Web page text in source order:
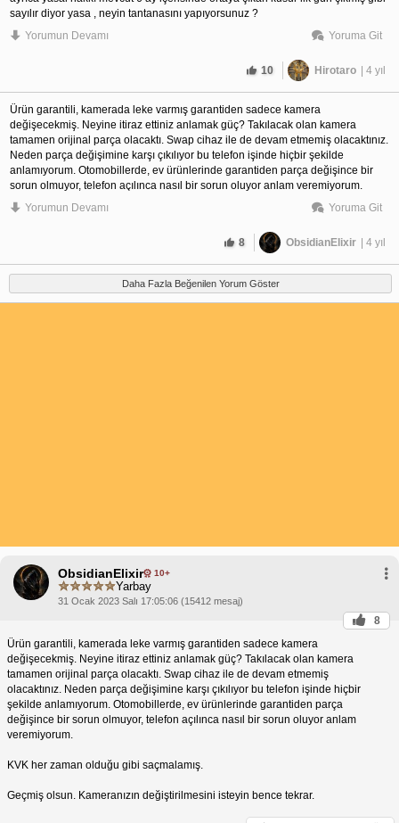
Dördüncüsü yetkili serviste olduğu müddetçe sıvı ve toz bantları eskisi kadar
dayanıklı olmaz diye bir şey yok. Daha önceki telefonlarımda bu tip şeyler
başıma geldi. Apple tarafından orijinal batarya değişimi yaptırdım, batarya
çekimi yapıyorum, hiçbir şekilde sorun yaşamadım.
Söyledikleriniz kusura bakmayın ama tamamen bilgi eksikliği ve varsayım
üzerine kurulu.
sayılır diyor yasa , neyin tantanasını yapıyorsunuz ?
Tüketici ürünün sıfırını istemekte sonuna kadar haklı , ürün kusurlu ...
Yorumun Devamı Yoruma Git
10 Hirotaro | 4 yıl
Ürün garantili, kamerada leke varmış garantiden sadece kamera
değişecekmiş. Neyine itiraz ettiniz anlamak güç? Takılacak olan kamera
tamamen orijinal parça olacaktı. Swap cihaz ile de devam etmemiş olacaktınız.
Neden parça değişimine karşı çıkılıyor bu telefon işinde hiçbir şekilde
anlamıyorum. Otomobillerde, ev ürünlerinde garantiden parça değişince bir
sorun olmuyor, telefon açılınca nasıl bir sorun oluyor anlam veremiyorum.
KVK her zaman olduğu gibi saçmalamış.
Geçmiş olsun. Kameranızın değiştirilmesini isteyin bence tekrar.
Yorumun Devamı Yoruma Git
8 ObsidianElixir | 4 yıl
Daha Fazla Beğenilen Yorum Göster
ObsidianElixir 10+
Yarbay
31 Ocak 2023 Salı 17:05:06 (15412 mesaj)
8
Ürün garantili, kamerada leke varmış garantiden sadece kamera
değişecekmiş. Neyine itiraz ettiniz anlamak güç? Takılacak olan kamera
tamamen orijinal parça olacaktı. Swap cihaz ile de devam etmemiş
olacaktınız. Neden parça değişimine karşı çıkılıyor bu telefon işinde hiçbir
şekilde anlamıyorum. Otomobillerde, ev ürünlerinde garantiden parça
değişince bir sorun olmuyor, telefon açılınca nasıl bir sorun oluyor anlam
veremiyorum.
KVK her zaman olduğu gibi saçmalamış.
Geçmiş olsun. Kameranızın değiştirilmesini isteyin bence tekrar.